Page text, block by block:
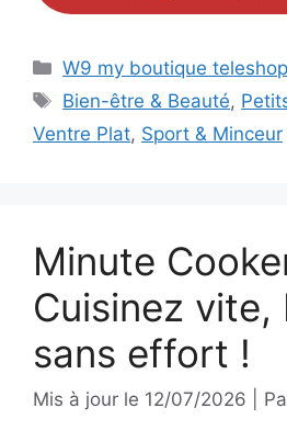
Catégories
W9 my boutique teleshop
Étiquettes
Bien-être & Beauté,
Ventre Plat, Sport & Minceur
Minute
Cuisinez vite,
sans effort !
Mis à jour le 12/07/2026